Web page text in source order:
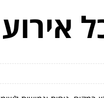
אירוע